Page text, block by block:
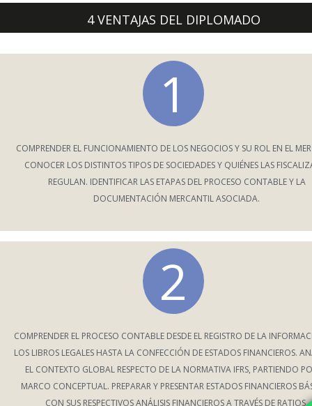
4 VENTAJAS DEL DIPLOMADO
1
COMPRENDER EL FUNCIONAMIENTO DE LOS NEGOCIOS Y SU ROL EN EL
CONOCER LOS DISTINTOS TIPOS DE SOCIEDADES Y QUIÉNES LAS
REGULAN. IDENTIFICAR LAS ETAPAS DEL PROCESO CONTABLE Y LA
DOCUMENTACIÓN MERCANTIL ASOCIADA.
2
COMPRENDER EL PROCESO CONTABLE DESDE EL REGISTRO DE LA
LOS LIBROS LEGALES HASTA LA CONFECCIÓN DE ESTADOS FINANCIEROS.
EL CONTEXTO GLOBAL RESPECTO DE LA NORMATIVA IFRS, PARTIENDO
MARCO CONCEPTUAL. PREPARAR Y PRESENTAR ESTADOS FINANCIEROS
CON SUS RESPECTIVOS ANÁLISIS FINANCIEROS A TRAVÉS DE RATIOS.